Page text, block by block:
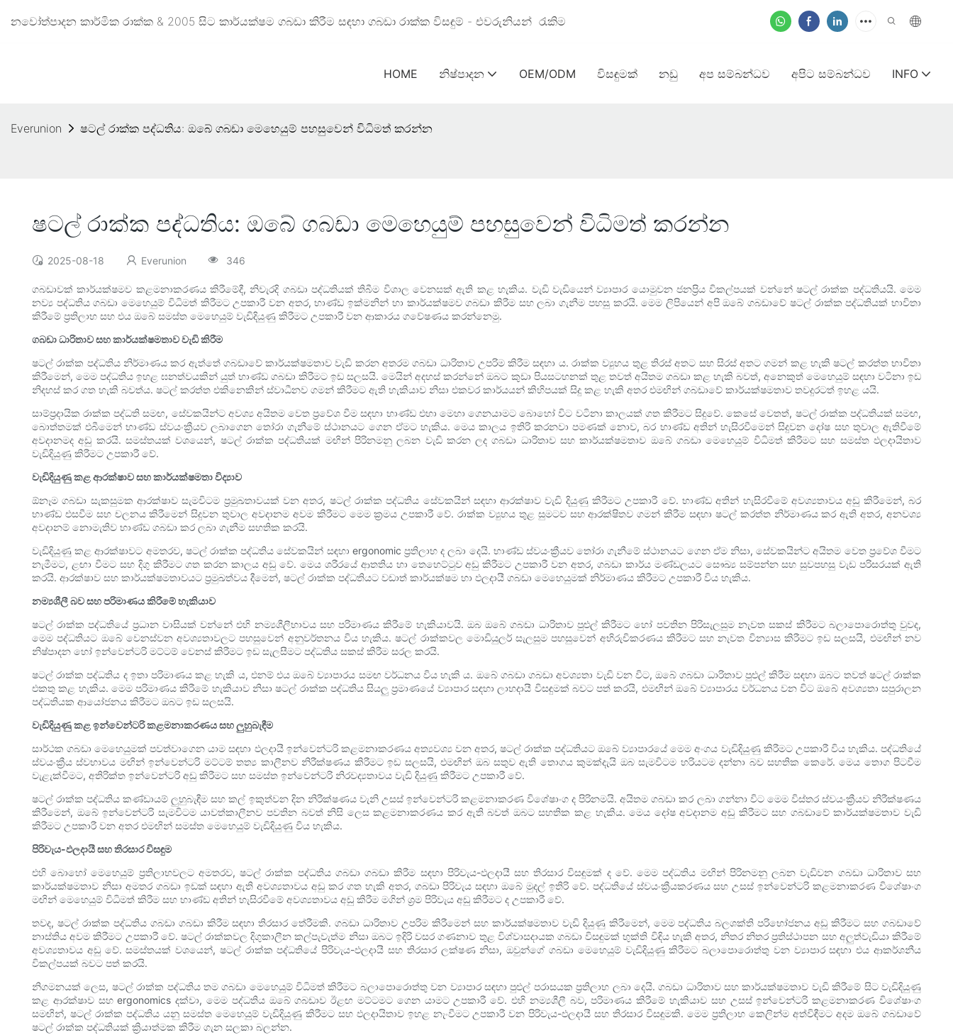
නවෝත්පාදන කාර්මික රාක්ක & 2005 සිට කාර්යක්ෂම ගබඩා කිරීම සඳහා ගබඩා රාක්ක විසඳුම් - එවරුනියන් රැකිම
HOME නිෂ්පාදන OEM/ODM විසඳුමක් නඩු අප සම්බන්ධව අපිට සම්බන්ධව INFO
Everunion ෂටල් රාක්ක පද්ධතිය: ඔබේ ගබඩා මෙහෙයුම් පහසුවෙන් විධිමත් කරන්න
ෂටල් රාක්ක පද්ධතිය: ඔබේ ගබඩා මෙහෙයුම් පහසුවෙන් විධිමත් කරන්න
2025-08-18 Everunion 346
ගබඩාවක් කාර්යක්ෂමව කළමනාකරණය කිරීමේදී, නිවැරදි ගබඩා පද්ධතියක් තිබීම විශාල වෙනසක් ඇති කළ හැකිය. වැඩි වැඩියෙන් ව්‍යාපාර යොමුවන ජනප්‍රිය විකල්පයක් වන්නේ ෂටල් රාක්ක පද්ධතියයි. මෙම
නව්‍ය පද්ධතිය ගබඩා මෙහෙයුම් විධිමත් කිරීමට උපකාරී වන අතර, භාණ්ඩ ඉක්මනින් හා කාර්යක්ෂමව ගබඩා කිරීම සහ ලබා ගැනීම පහසු කරයි. මෙම ලිපියෙන් අපි ඔබේ ගබඩාවේ ෂටල් රාක්ක පද්ධතියක් භාවිතා
කිරීමේ ප්‍රතිලාභ සහ එය ඔබේ සමස්ත මෙහෙයුම් වැඩිදියුණු කිරීමට උපකාරී වන ආකාරය ගවේෂණය කරන්නෙමු.
ගබඩා ධාරිතාව සහ කාර්යක්ෂමතාව වැඩි කිරීම
ෂටල් රාක්ක පද්ධතිය නිර්මාණය කර ඇත්තේ ගබඩාවේ කාර්යක්ෂමතාව වැඩි කරන අතරම ගබඩා ධාරිතාව උපරිම කිරීම සඳහා ය. රාක්ක ව්‍යුහය තුළ තිරස් අතට සහ සිරස් අතට ගමන් කළ හැකි ෂටල් කරත්ත භාවිතා
කිරීමෙන්, මෙම පද්ධතිය ඉහළ ඝනත්වයකින් යුත් භාණ්ඩ ගබඩා කිරීමට ඉඩ සලසයි. මෙයින් අදහස් කරන්නේ ඔබට කුඩා පියසටහනක් තුළ තවත් අයිතම ගබඩා කළ හැකි බවත්, අනෙකුත් මෙහෙයුම් සඳහා වටිනා ඉඩ
නිදහස් කර ගත හැකි බවත්ය. ෂටල් කරත්ත එකිනෙකින් ස්වාධීනව ගමන් කිරීමට ඇති හැකියාව නිසා එකවර කාර්යයන් කිහිපයක් සිදු කළ හැකි අතර එමඟින් ගබඩාවේ කාර්යක්ෂමතාව තවදුරටත් ඉහළ යයි.
සාම්ප්‍රදායික රාක්ක පද්ධති සමඟ, සේවකයින්ට අවශ්‍ය අයිතම වෙත ප්‍රවේශ වීම සඳහා භාණ්ඩ එහා මෙහා ගෙනයාමට බොහෝ විට වටිනා කාලයක් ගත කිරීමට සිදුවේ. කෙසේ වෙතත්, ෂටල් රාක්ක පද්ධතියක් සමඟ,
බොත්තමක් එබීමෙන් භාණ්ඩ ස්වයංක්‍රීයව ලබාගෙන තෝරා ගැනීමේ ස්ථානයට ගෙන ඒමට හැකිය. මෙය කාලය ඉතිරි කරනවා පමණක් නොව, බර භාණ්ඩ අතින් හැසිරවීමෙන් සිදුවන දෝෂ සහ තුවාල ඇතිවීමේ
අවදානමද අඩු කරයි. සමස්තයක් වශයෙන්, ෂටල් රාක්ක පද්ධතියක් මඟින් පිරිනමනු ලබන වැඩි කරන ලද ගබඩා ධාරිතාව සහ කාර්යක්ෂමතාව ඔබේ ගබඩා මෙහෙයුම් විධිමත් කිරීමට සහ සමස්ත ඵලදායිතාව
වැඩිදියුණු කිරීමට උපකාරී වේ.
වැඩිදියුණු කළ ආරක්ෂාව සහ කාර්යක්ෂමතා විද්‍යාව
ඕනෑම ගබඩා සැකසුමක ආරක්ෂාව සැමවිටම ප්‍රමුඛතාවයක් වන අතර, ෂටල් රාක්ක පද්ධතිය සේවකයින් සඳහා ආරක්ෂාව වැඩි දියුණු කිරීමට උපකාරී වේ. භාණ්ඩ අතින් හැසිරවීමේ අවශ්‍යතාවය අඩු කිරීමෙන්, බර
භාණ්ඩ එසවීම සහ චලනය කිරීමෙන් සිදුවන තුවාල අවදානම අවම කිරීමට මෙම ක්‍රමය උපකාරී වේ. රාක්ක ව්‍යුහය තුළ සුමටව සහ ආරක්ෂිතව ගමන් කිරීම සඳහා ෂටල් කරත්ත නිර්මාණය කර ඇති අතර, අනවශ්‍ය
අවදානම් නොමැතිව භාණ්ඩ ගබඩා කර ලබා ගැනීම සහතික කරයි.
වැඩිදියුණු කළ ආරක්ෂාවට අමතරව, ෂටල් රාක්ක පද්ධතිය සේවකයින් සඳහා ergonomic ප්‍රතිලාභ ද ලබා දෙයි. භාණ්ඩ ස්වයංක්‍රීයව තෝරා ගැනීමේ ස්ථානයට ගෙන ඒම නිසා, සේවකයින්ට අයිතම වෙත ප්‍රවේශ වීමට
නැමීමට, ළඟා වීමට සහ දිගු කිරීමට ගත කරන කාලය අඩු වේ. මෙය ශරීරයේ ආතතිය හා තෙහෙට්ටුව අඩු කිරීමට උපකාරී වන අතර, ගබඩා කාර්ය මණ්ඩලයට සෞඛ්‍ය සම්පන්න සහ සුවපහසු වැඩ පරිසරයක් ඇති
කරයි. ආරක්ෂාව සහ කාර්යක්ෂමතාවයට ප්‍රමුඛත්වය දීමෙන්, ෂටල් රාක්ක පද්ධතියට වඩාත් කාර්යක්ෂම හා ඵලදායී ගබඩා මෙහෙයුමක් නිර්මාණය කිරීමට උපකාරී විය හැකිය.
නම්‍යශීලී බව සහ පරිමාණය කිරීමේ හැකියාව
ෂටල් රාක්ක පද්ධතියේ ප්‍රධාන වාසියක් වන්නේ එහි නම්‍යශීලීභාවය සහ පරිමාණය කිරීමේ හැකියාවයි. ඔබ ඔබේ ගබඩා ධාරිතාව පුළුල් කිරීමට හෝ පවතින පිරිසැලසුම නැවත සකස් කිරීමට බලාපොරොත්තු වුවද,
මෙම පද්ධතියට ඔබේ වෙනස්වන අවශ්‍යතාවලට පහසුවෙන් අනුවර්තනය විය හැකිය. ෂටල් රාක්කවල මොඩියුලර් සැලසුම පහසුවෙන් අභිරුචිකරණය කිරීමට සහ නැවත වින්‍යාස කිරීමට ඉඩ සලසයි, එමඟින් නව
නිෂ්පාදන හෝ ඉන්වෙන්ටරි මට්ටම් වෙනස් කිරීමට ඉඩ සැලසීමට පද්ධතිය සකස් කිරීම සරල කරයි.
ෂටල් රාක්ක පද්ධතිය ද ඉතා පරිමාණය කළ හැකි ය, එනම් එය ඔබේ ව්‍යාපාරය සමඟ වර්ධනය විය හැකි ය. ඔබේ ගබඩා ගබඩා අවශ්‍යතා වැඩි වන විට, ඔබේ ගබඩා ධාරිතාව පුළුල් කිරීම සඳහා ඔබට තවත් ෂටල් රාක්ක
එකතු කළ හැකිය. මෙම පරිමාණය කිරීමේ හැකියාව නිසා ෂටල් රාක්ක පද්ධතිය සියලු ප්‍රමාණයේ ව්‍යාපාර සඳහා ලාභදායී විසඳුමක් බවට පත් කරයි, එමඟින් ඔබේ ව්‍යාපාරය වර්ධනය වන විට ඔබේ අවශ්‍යතා සපුරාලන
පද්ධතියක ආයෝජනය කිරීමට ඔබට ඉඩ සලසයි.
වැඩිදියුණු කළ ඉන්වෙන්ටරි කළමනාකරණය සහ ලුහුබැඳීම
සාර්ථක ගබඩා මෙහෙයුමක් පවත්වාගෙන යාම සඳහා ඵලදායී ඉන්වෙන්ටරි කළමනාකරණය අත්‍යවශ්‍ය වන අතර, ෂටල් රාක්ක පද්ධතියට ඔබේ ව්‍යාපාරයේ මෙම අංගය වැඩිදියුණු කිරීමට උපකාරී විය හැකිය. පද්ධතියේ
ස්වයංක්‍රීය ස්වභාවය මඟින් ඉන්වෙන්ටරි මට්ටම් තත්‍ය කාලීනව නිරීක්ෂණය කිරීමට ඉඩ සලසයි, එමඟින් ඔබ සතුව ඇති තොගය කුමක්දැයි ඔබ සැමවිටම හරියටම දන්නා බව සහතික කෙරේ. මෙය තොග පිටවීම
වැළැක්වීමට, අතිරික්ත ඉන්වෙන්ටරි අඩු කිරීමට සහ සමස්ත ඉන්වෙන්ටරි නිරවද්‍යතාවය වැඩි දියුණු කිරීමට උපකාරී වේ.
ෂටල් රාක්ක පද්ධතිය කණ්ඩායම් ලුහුබැඳීම සහ කල් ඉකුත්වන දින නිරීක්ෂණය වැනි උසස් ඉන්වෙන්ටරි කළමනාකරණ විශේෂාංග ද පිරිනමයි. අයිතම ගබඩා කර ලබා ගන්නා විට මෙම විස්තර ස්වයංක්‍රීයව නිරීක්ෂණය
කිරීමෙන්, ඔබේ ඉන්වෙන්ටරි සැමවිටම යාවත්කාලීනව පවතින බවත් නිසි ලෙස කළමනාකරණය කර ඇති බවත් ඔබට සහතික කළ හැකිය. මෙය දෝෂ අවදානම අඩු කිරීමට සහ ගබඩාවේ කාර්යක්ෂමතාව වැඩි
කිරීමට උපකාරී වන අතර එමඟින් සමස්ත මෙහෙයුම් වැඩිදියුණු විය හැකිය.
පිරිවැය-ඵලදායී සහ තිරසාර විසඳුම
එහි බොහෝ මෙහෙයුම් ප්‍රතිලාභවලට අමතරව, ෂටල් රාක්ක පද්ධතිය ගබඩා ගබඩා කිරීම සඳහා පිරිවැය-ඵලදායී සහ තිරසාර විසඳුමක් ද වේ. මෙම පද්ධතිය මඟින් පිරිනමනු ලබන වැඩිවන ගබඩා ධාරිතාව සහ
කාර්යක්ෂමතාව නිසා අමතර ගබඩා ඉඩක් සඳහා ඇති අවශ්‍යතාවය අඩු කර ගත හැකි අතර, ගබඩා පිරිවැය සඳහා ඔබේ මුදල් ඉතිරි වේ. පද්ධතියේ ස්වයංක්‍රීයකරණය සහ උසස් ඉන්වෙන්ටරි කළමනාකරණ විශේෂාංග
මඟින් මෙහෙයුම් විධිමත් කිරීම සහ භාණ්ඩ අතින් හැසිරවීමේ අවශ්‍යතාවය අඩු කිරීම මගින් ශ්‍රම පිරිවැය අඩු කිරීමට ද උපකාරී වේ.
තවද, ෂටල් රාක්ක පද්ධතිය ගබඩා ගබඩා කිරීම සඳහා තිරසාර තේරීමකි. ගබඩා ධාරිතාව උපරිම කිරීමෙන් සහ කාර්යක්ෂමතාව වැඩි දියුණු කිරීමෙන්, මෙම පද්ධතිය බලශක්ති පරිභෝජනය අඩු කිරීමට සහ ගබඩාවේ
නාස්තිය අවම කිරීමට උපකාරී වේ. ෂටල් රාක්කවල දිගුකාලීන කල්පැවැත්ම නිසා ඔබට ඉදිරි වසර ගණනාව තුළ විශ්වාසදායක ගබඩා විසඳුමක් භුක්ති විඳිය හැකි අතර, නිතර නිතර ප්‍රතිස්ථාපන සහ අලුත්වැඩියා කිරීමේ
අවශ්‍යතාවය අඩු වේ. සමස්තයක් වශයෙන්, ෂටල් රාක්ක පද්ධතියේ පිරිවැය-ඵලදායී සහ තිරසාර ලක්ෂණ නිසා, ඔවුන්ගේ ගබඩා මෙහෙයුම් වැඩිදියුණු කිරීමට බලාපොරොත්තු වන ව්‍යාපාර සඳහා එය ආකර්ශනීය
විකල්පයක් බවට පත් කරයි.
නිගමනයක් ලෙස, ෂටල් රාක්ක පද්ධතිය තම ගබඩා මෙහෙයුම් විධිමත් කිරීමට බලාපොරොත්තු වන ව්‍යාපාර සඳහා පුළුල් පරාසයක ප්‍රතිලාභ ලබා දෙයි. ගබඩා ධාරිතාව සහ කාර්යක්ෂමතාව වැඩි කිරීමේ සිට වැඩිදියුණු
කළ ආරක්ෂාව සහ ergonomics දක්වා, මෙම පද්ධතිය ඔබේ ගබඩාව ඊළඟ මට්ටමට ගෙන යාමට උපකාරී වේ. එහි නම්‍යශීලී බව, පරිමාණය කිරීමේ හැකියාව සහ උසස් ඉන්වෙන්ටරි කළමනාකරණ විශේෂාංග
සමඟින්, ෂටල් රාක්ක පද්ධතිය යනු සමස්ත මෙහෙයුම් වැඩිදියුණු කිරීමට සහ ඵලදායිතාව ඉහළ නැංවීමට උපකාරී වන පිරිවැය-ඵලදායී සහ තිරසාර විසඳුමකි. මෙම ප්‍රතිලාභ කෙලින්ම අත්විඳීමට අදම ඔබේ ගබඩාවේ
ෂටල් රාක්ක පද්ධතියක් ක්‍රියාත්මක කිරීම ගැන සලකා බලන්න.